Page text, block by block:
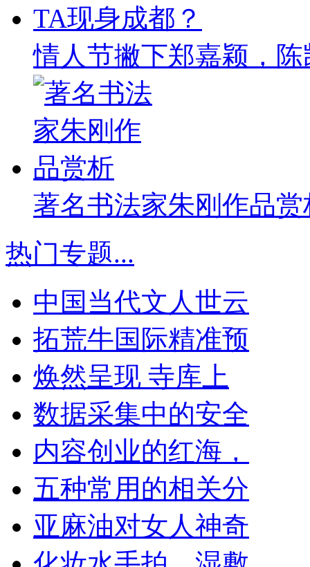
情人节撇下郑嘉颖，
著名书法家朱刚作品赏
热门专题...
中国当代文人世云
拓荒牛国际精准预
焕然呈现 寺库上
数据采集中的安全
内容创业的红海，
五种常用的相关分
亚麻油对女人神奇